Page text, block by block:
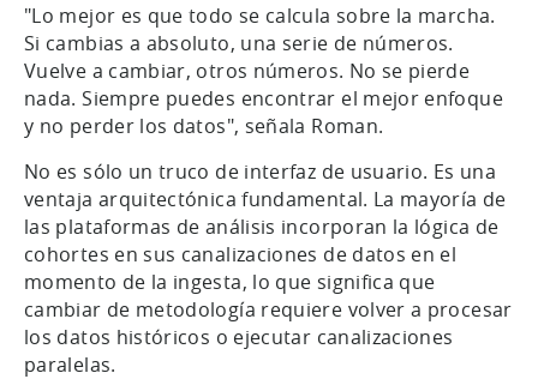
"Lo mejor es que todo se calcula sobre la marcha.
Si cambias a absoluto, una serie de números.
Vuelve a cambiar, otros números. No se pierde
nada. Siempre puedes encontrar el mejor enfoque
y no perder los datos", señala Roman.
No es sólo un truco de interfaz de usuario. Es una
ventaja arquitectónica fundamental. La mayoría de
las plataformas de análisis incorporan la lógica de
cohortes en sus canalizaciones de datos en el
momento de la ingesta, lo que significa que
cambiar de metodología requiere volver a procesar
los datos históricos o ejecutar canalizaciones
paralelas.